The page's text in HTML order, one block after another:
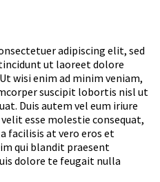
adipiscing elit, sed
ut laoreet dolore
wisi enim ad minim veniam,
suscipit lobortis nisl ut
Duis autem vel eum iriure
esse molestie consequat,
facilisis at vero eros et
qui blandit praesent
dolore te feugait nulla